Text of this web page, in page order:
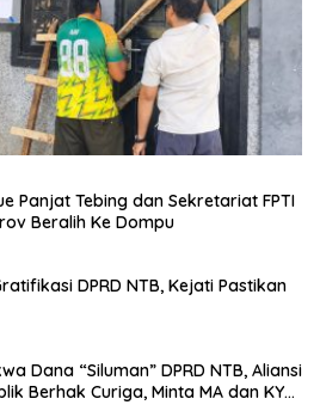
Panjat Tebing dan Sekretariat FPTI
Beralih Ke Dompu
DPRD NTB, Kejati Pastikan
Dana “Siluman” DPRD NTB, Aliansi
Berhak Curiga, Minta MA dan KY